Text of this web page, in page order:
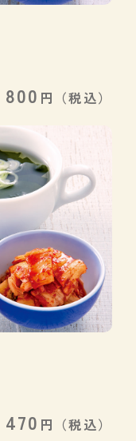
800 円 （税込）
470 円 （税込）